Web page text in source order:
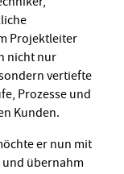
Projektleiter
nicht nur
vertiefte
Prozesse und
Kunden.
er nun mit
übernahm